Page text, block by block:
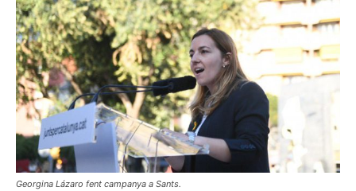
Georgina Lázaro fent campanya a Sants.